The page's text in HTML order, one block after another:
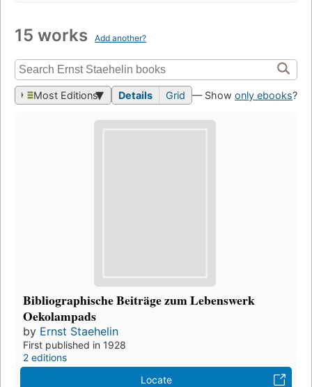
15 works Add another?
Most Editions Details Grid — Show only ebooks?
Bibliographische Beiträge zum Lebenswerk
Oekolampads
by Ernst Staehelin
First published in 1928
2 editions
Locate